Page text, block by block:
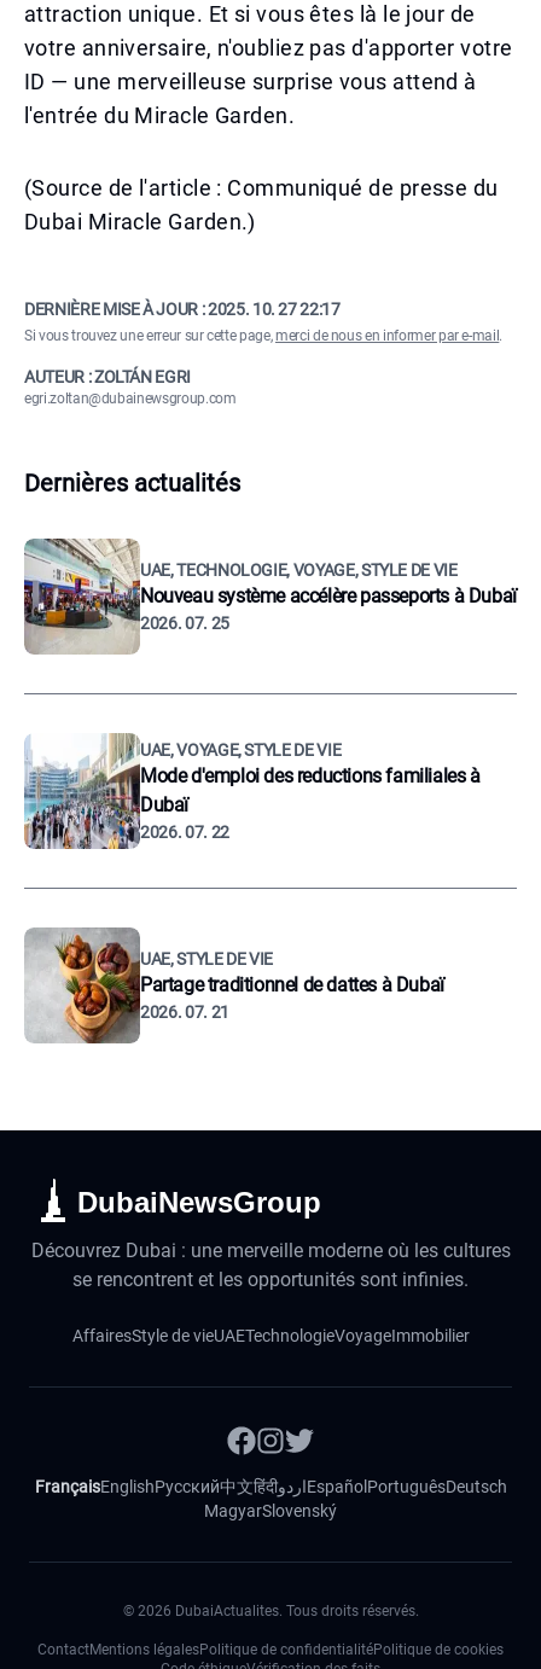
attraction unique. Et si vous êtes là le jour de
votre anniversaire, n'oubliez pas d'apporter votre
ID — une merveilleuse surprise vous attend à
l'entrée du Miracle Garden.
(Source de l'article : Communiqué de presse du
Dubai Miracle Garden.)
DERNIÈRE MISE À JOUR :2025. 10. 27 22:17
Si vous trouvez une erreur sur cette page,merci de nous en informer par e-mail .
AUTEUR : ZOLTÁN EGRI
egri.zoltan@dubainewsgroup.com
Dernières actualités
UAE, TECHNOLOGIE, VOYAGE, STYLE DE VIE
Nouveau système accélère passeports à Dubaï
2026. 07. 25
UAE, VOYAGE, STYLE DE VIE
Mode d'emploi des reductions familiales à
Dubaï
2026. 07. 22
UAE, STYLE DE VIE
Partage traditionnel de dattes à Dubaï
2026. 07. 21
DubaiNewsGroup
Découvrez Dubai : une merveille moderne où les cultures
se rencontrent et les opportunités sont infinies.
AffairesStyle de vieUAETechnologieVoyageImmobilier
FrançaisEnglishРусский中文हिंदीاردوEspañol PortuguêsDeutsch
MagyarSlovenský
© 2026 DubaiActualites. Tous droits réservés.
ContactMentions légalesPolitique de confidentialitéPolitique de cookies